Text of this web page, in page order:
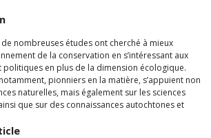
nombreuses études ont cherché à mieux
de la conservation en s’intéressant aux
politiques en plus de la dimension écologique.
notamment, pionniers en la matière, s’appuient non
naturelles, mais également sur les sciences
que sur des connaissances autochtones et